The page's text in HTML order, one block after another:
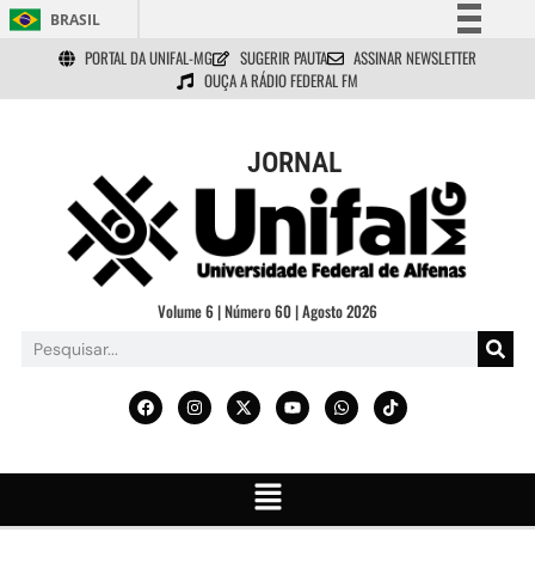
BRASIL
Simplifique!
Comunica BR
Acesso à informação
Legislação
Canais
PORTAL DA UNIFAL-MG SUGERIR PAUTA
ASSINAR NEWSLETTER
OUÇA A RÁDIO FEDERAL FM
JORNAL
Volume 6 | Número 60 | Agosto 2026